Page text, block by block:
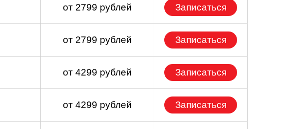
от 2799 рублей Записаться
от 2799 рублей Записаться
от 4299 рублей Записаться
от 4299 рублей Записаться